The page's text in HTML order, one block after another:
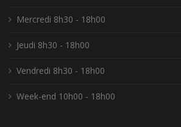
Mercredi 8h30 - 18h00
Jeudi 8h30 - 18h00
Vendredi 8h30 - 18h00
Week-end 10h00 - 18h00